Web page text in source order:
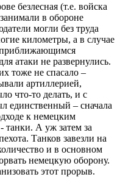
безлесная (т.е. войска
в обороне
могли без труда
километры, а в случае
приближающимся
атаки не развернулись.
тоже не спасало –
артиллерией,
что-то делать, и с
единственный – сначала
к немецким
танки. А уж затем за
Танков завезли на
и в основном
немецкую оборону.
этот прорыв.